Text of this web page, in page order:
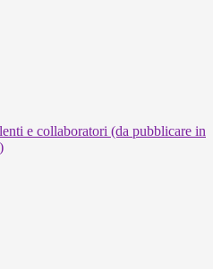
e collaboratori (da pubblicare in